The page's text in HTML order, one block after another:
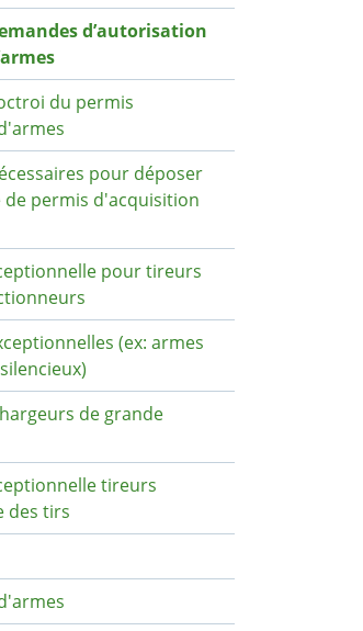
d’autorisation
du permis
pour déposer
de permis d'acquisition
pour tireurs
(ex: armes
de grande
tireurs
des tirs